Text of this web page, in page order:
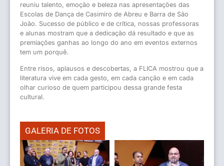
reuniu talento, emoção e beleza nas apresentações das
Escolas de Dança de Casimiro de Abreu e Barra de São
João. Sucesso de público e de crítica, nossas professoras
e alunas mostram que a dedicação dá resultado e que as
premiações ganhas ao longo do ano em eventos externos
tem um porquê.
Entre risos, aplausos e descobertas, a FLICA mostrou que a
literatura vive em cada gesto, em cada canção e em cada
olhar curioso de quem participou dessa grande festa
cultural.
GALERIA DE FOTOS